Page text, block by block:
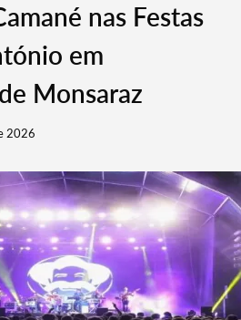
nas Festas
em
Monsaraz
2026